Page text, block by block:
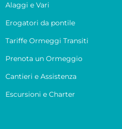
Alaggi e Vari
Erogatori da pontile
Tariffe Ormeggi Transiti
Prenota un Ormeggio
Cantieri e Assistenza
Escursioni e Charter